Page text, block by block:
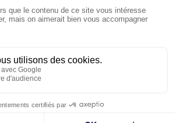
La visite pastorale du pape Léon
XIV à Assise à suivre sur KTO le
jeudi 6 août
Le pape en Uruguay, Argentine et
Pérou du 6 au 17 novembre 2026